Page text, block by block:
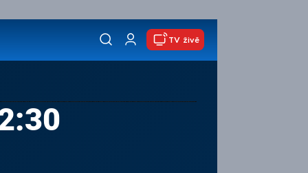
TV živě